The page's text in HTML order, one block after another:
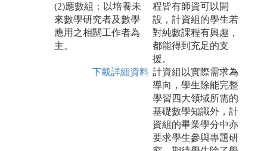
(2)應數組：以培養未
來數學研究者及數學
應用之相關工作者為
主。
下載詳細資料
程皆有師資可以開
設，計資組的學生若
對純數課程有興趣，
都能得到充足的支
援。
計資組以實際需求為
導向，學生除能完整
學習四大領域所需的
基礎數學知識外，計
資組的畢業學分中亦
要求學生參與專題研